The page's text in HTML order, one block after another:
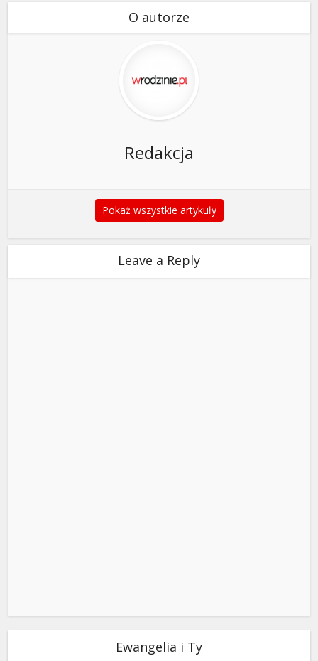
O autorze
Redakcja
Pokaż wszystkie artykuły
Leave a Reply
Ewangelia i Ty